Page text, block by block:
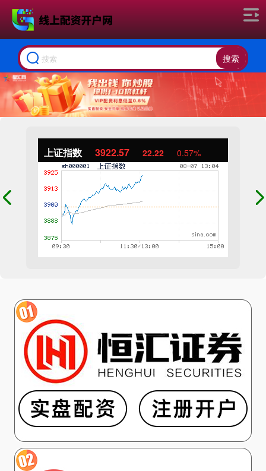
搜索
上证指数 3922.57 22.22 0.57%